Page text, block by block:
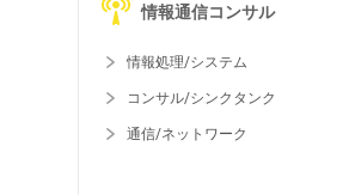
情報通信コンサル
情報処理/システム
コンサル/シンクタンク
通信/ネットワーク